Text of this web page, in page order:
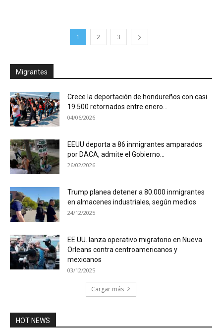
1 2 3
Migrantes
Crece la deportación de hondureños con casi
19.500 retornados entre enero...
04/06/2026
EEUU deporta a 86 inmigrantes amparados
por DACA, admite el Gobierno...
26/02/2026
Trump planea detener a 80.000 inmigrantes
en almacenes industriales, según medios
24/12/2025
EE.UU. lanza operativo migratorio en Nueva
Orleans contra centroamericanos y
mexicanos
03/12/2025
Cargar más
HOT NEWS